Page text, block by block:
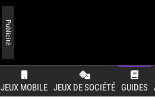
JEUX MOBILE JEUX DE SOCIÉTÉ GUIDES
Publicité